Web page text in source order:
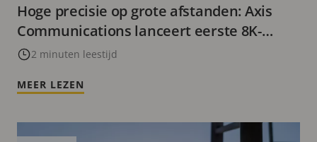
Hoge precisie op grote afstanden: Axis
Communications lanceert eerste 8K-
Bullet Camera
2 minuten leestijd
MEER LEZEN